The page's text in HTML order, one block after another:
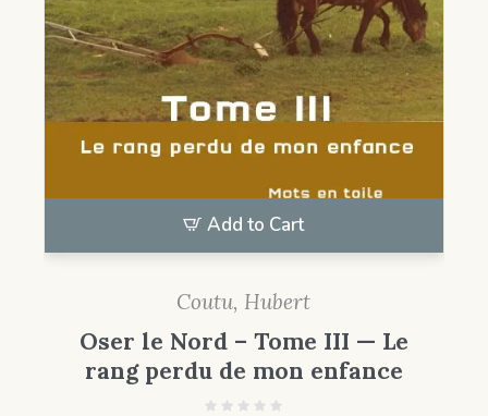
Add to Cart
Coutu, Hubert
Oser le Nord – Tome III — Le
rang perdu de mon enfance